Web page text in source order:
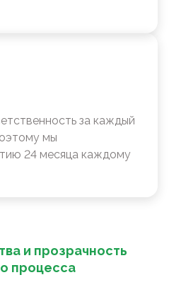
за каждый
мы
24 месяца каждому
и прозрачность
процесса